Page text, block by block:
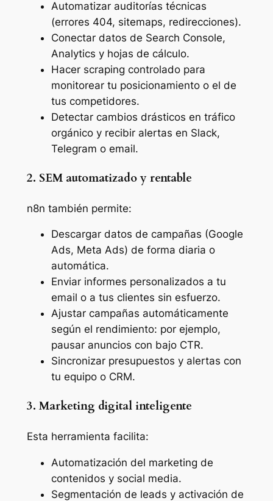
Automatizar auditorías técnicas
(errores 404, sitemaps, redirecciones).
Conectar datos de Search Console,
Analytics y hojas de cálculo.
Hacer scraping controlado para
monitorear tu posicionamiento o el de
tus competidores.
Detectar cambios drásticos en tráfico
orgánico y recibir alertas en Slack,
Telegram o email.
2. SEM automatizado y rentable
n8n también permite:
Descargar datos de campañas (Google
Ads, Meta Ads) de forma diaria o
automática.
Enviar informes personalizados a tu
email o a tus clientes sin esfuerzo.
Ajustar campañas automáticamente
según el rendimiento: por ejemplo,
pausar anuncios con bajo CTR.
Sincronizar presupuestos y alertas con
tu equipo o CRM.
3. Marketing digital inteligente
Esta herramienta facilita:
Automatización del marketing de
contenidos y social media.
Segmentación de leads y activación de